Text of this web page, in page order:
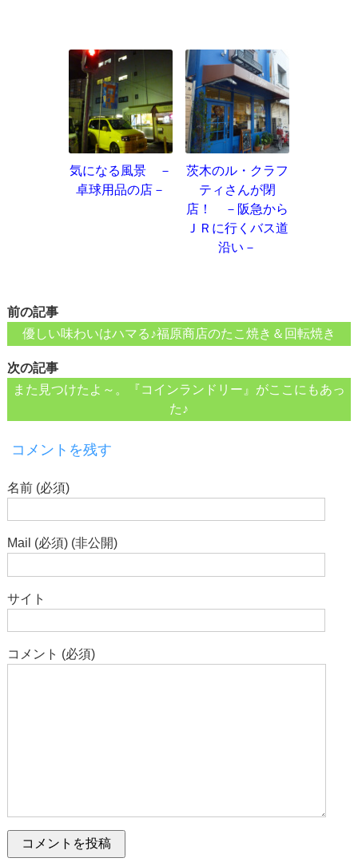
気になる風景 －
卓球用品の店－
茨木のル・クラフ
ティさんが閉
店！ －阪急から
ＪＲに行くバス道
沿い－
前の記事
優しい味わいはハマる♪福原商店のたこ焼き＆回転焼き
次の記事
また見つけたよ～。『コインランドリー』がここにもあっ
た♪
コメントを残す
名前 (必須)
Mail (必須) (非公開)
サイト
コメント (必須)